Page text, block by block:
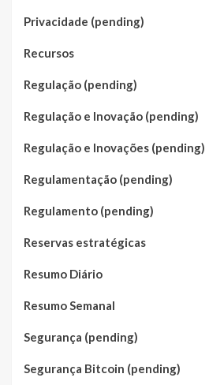
Privacidade (pending)
Recursos
Regulação (pending)
Regulação e Inovação (pending)
Regulação e Inovações (pending)
Regulamentação (pending)
Regulamento (pending)
Reservas estratégicas
Resumo Diário
Resumo Semanal
Segurança (pending)
Segurança Bitcoin (pending)